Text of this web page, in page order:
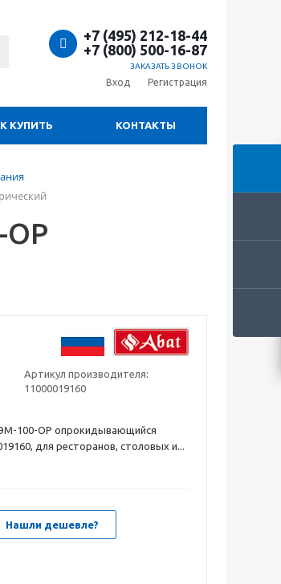
+7 (495) 212-18-44
+7 (800) 500-16-87
ЗАКАЗАТЬ ЗВОНОК
Вход Регистрация
КУПИТЬ КОНТАКТЫ
ОР
Артикул производителя:
11000019160
100-ОР опрокидывающийся
для ресторанов, столовых и...
Нашли дешевле?